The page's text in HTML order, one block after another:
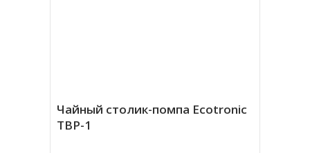
Чайный столик-помпа Ecotronic
TBP-1